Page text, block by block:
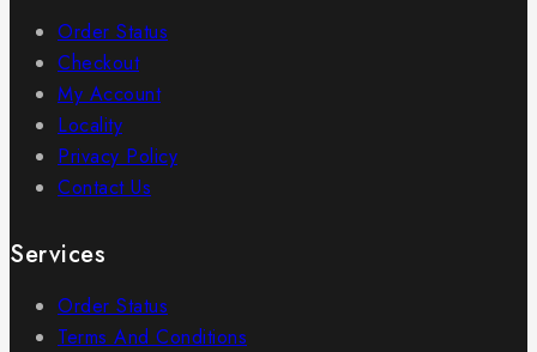
Order Status
Checkout
My Account
Locality
Privacy Policy
Contact Us
Services
Order Status
Terms And Conditions